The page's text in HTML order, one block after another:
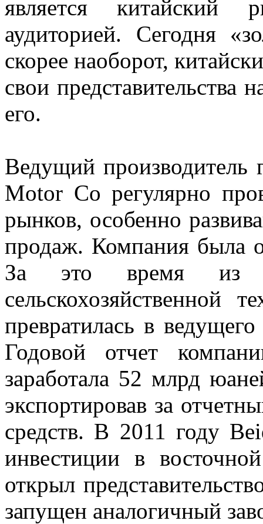
является
аудиторией. Сегодня
скорее наоборот,
свои представительства
его.
Ведущий производитель
Motor Co регулярно
рынков, особенно
продаж. Компания была
За это время из
превратилась в
Годовой отчет
заработала 52 млрд
экспортировав за
средств. В 2011 году
инвестиции в
открыл
запущен аналогичный